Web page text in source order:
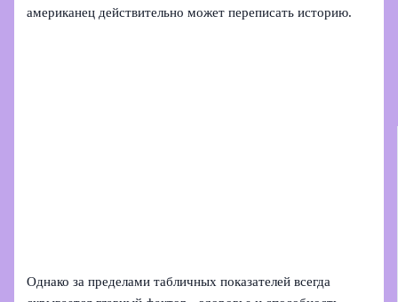
американец действительно может переписать историю.
Однако за пределами табличных показателей всегда